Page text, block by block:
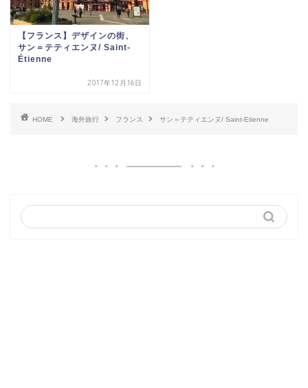
【フランス】デザインの街、
サン＝テティエンヌ/ Saint-
Étienne
2017年12月16日
HOME 海外旅行 フランス サン＝テティエンヌ/ Saint-Etienne